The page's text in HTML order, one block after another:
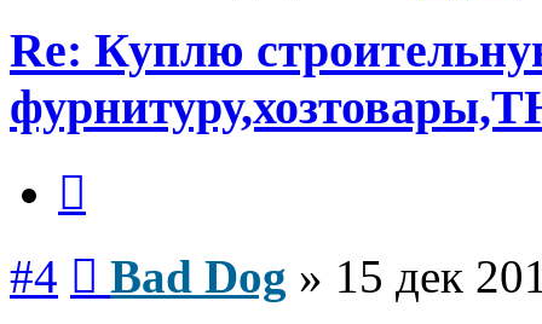
Re: Куплю
#4 Bad Dog » 15 дек